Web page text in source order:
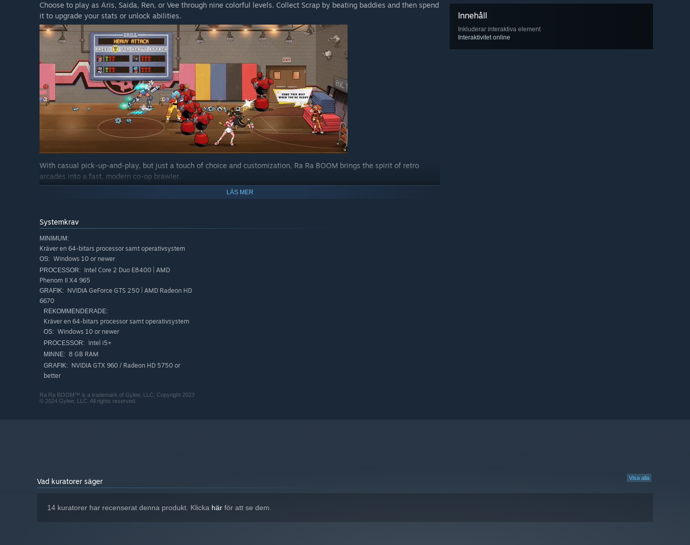
Innehåll
Inkluderar interaktiva element
Interaktivitet online
Choose to play as Aris, Saida, Ren, or Vee through nine colorful levels. Collect Scrap by beating baddies and then spend
it to upgrade your stats or unlock abilities.
With casual pick-up-and-play, but just a touch of choice and customization, Ra Ra BOOM brings the spirit of retro
arcades into a fast, modern co-op brawler.
LÄS MER
Systemkrav
MINIMUM:
Kräver en 64-bitars processor samt operativsystem
OS: Windows 10 or newer
PROCESSOR: Intel Core 2 Duo E8400 | AMD
Phenom II X4 965
GRAFIK: NVIDIA GeForce GTS 250 | AMD Radeon HD
6670
REKOMMENDERADE:
Kräver en 64-bitars processor samt operativsystem
OS: Windows 10 or newer
PROCESSOR: Intel i5+
MINNE: 8 GB RAM
GRAFIK: NVIDIA GTX 960 / Radeon HD 5750 or
better
Ra Ra BOOM™ is a trademark of Gylee, LLC, Copyright 2023
© 2024 Gylee, LLC. All rights reserved.
Visa alla
Vad kuratorer säger
14 kuratorer har recenserat denna produkt. Klicka här för att se dem.